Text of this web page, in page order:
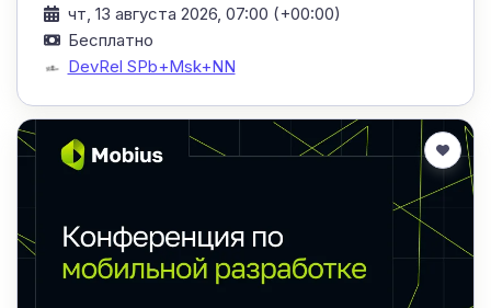
чт, 13 августа 2026, 07:00 (+00:00)
Бесплатно
DevRel SPb+Msk+NN